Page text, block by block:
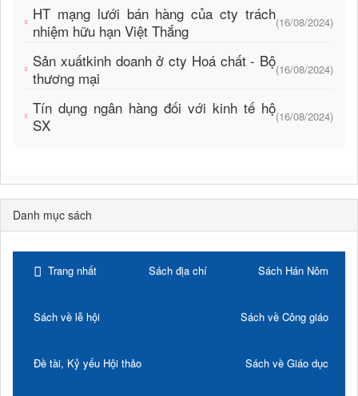
HT mạng lưới bán hàng của cty trách
nhiệm hữu hạn Việt Thắng
(16/08/2024)
Sản xuấtkinh doanh ở cty Hoá chất - Bộ
thương mại
(16/08/2024)
Tín dụng ngân hàng đối với kinh tế hộ
SX
(16/08/2024)
Danh mục sách
Trang nhất Sách địa chí Sách Hán Nôm
Sách về lễ hội Sách về Công giáo
Đề tài, Kỷ yếu Hội thảo Sách về Giáo dục